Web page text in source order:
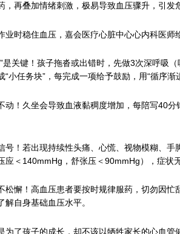
，再叠加情绪刺激，极易导致血压骤升，引发
业时稳住血压，嘉会医疗心脏中心心内科医师
是关键！孩子拖沓或出错时，先做3次深呼吸
小任务块”，每完成一项给予鼓励，用“循序渐
动！久坐会导致血液黏稠度增加，每陪写40
号！若出现持续性头痛、心慌、视物模糊、
应＜140mmHg，舒张压＜90mmHg），症状
松懈！高血压患者要按时规律服药，切勿因
自身基础血压水平。
为了孩子的成长，却不该以牺牲家长的心血